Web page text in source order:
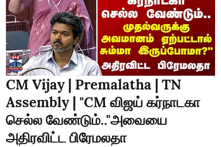
CM Vijay | Premalatha | TN
Assembly | "CM விஜய் கர்நாடகா
செல்ல வேண்டும்.."அவையை
அதிரவிட்ட பிரேமலதா